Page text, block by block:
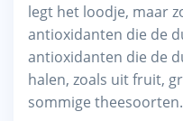
legt het loodje, maar
antioxidanten die de
antioxidanten die de
halen, zoals uit fruit,
sommige